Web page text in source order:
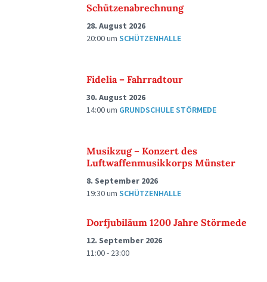
Schützenabrechnung
28. August 2026
20:00um SCHÜTZENHALLE
Fidelia – Fahrradtour
30. August 2026
14:00um GRUNDSCHULE STÖRMEDE
Musikzug – Konzert des
Luftwaffenmusikkorps Münster
8. September 2026
19:30um SCHÜTZENHALLE
Dorfjubiläum 1200 Jahre Störmede
12. September 2026
11:00 - 23:00